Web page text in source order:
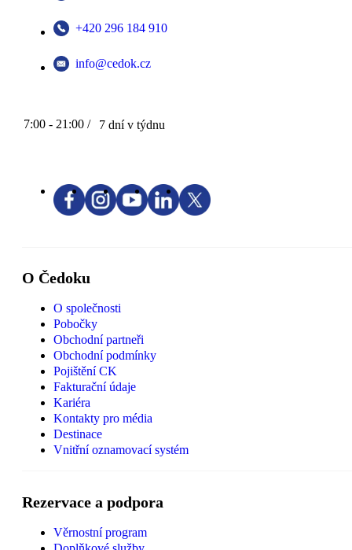
+420 296 184 910
info@cedok.cz
7:00 - 21:00 / 7 dní v týdnu
O Čedoku
O společnosti
Pobočky
Obchodní partneři
Obchodní podmínky
Pojištění CK
Fakturační údaje
Kariéra
Kontakty pro média
Destinace
Vnitřní oznamovací systém
Rezervace a podpora
Věrnostní program